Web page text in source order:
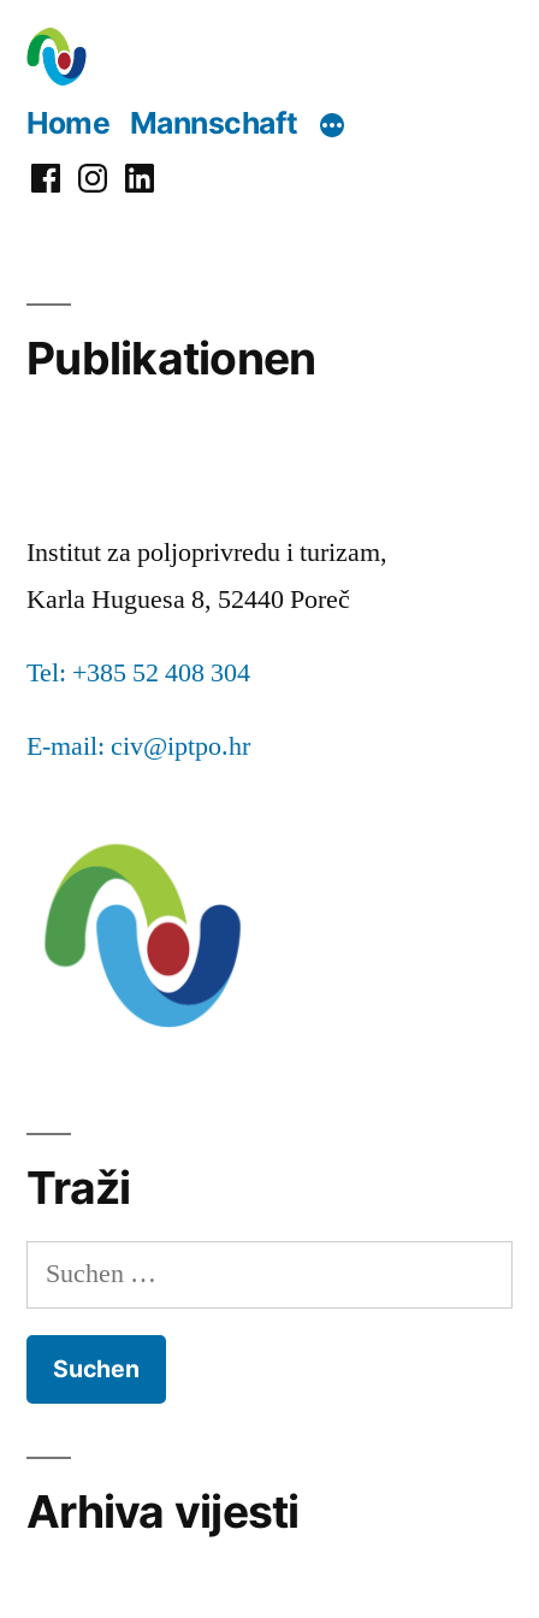
Zum
Inhalt
springen
Home Mannschaft
FacebookInstagramLinkedIn
Publikationen
Institut za poljoprivredu i turizam,
Karla Huguesa 8, 52440 Poreč
Tel: +385 52 408 304
E-mail: civ@iptpo.hr
Traži
Suchen
nach:
Arhiva vijesti